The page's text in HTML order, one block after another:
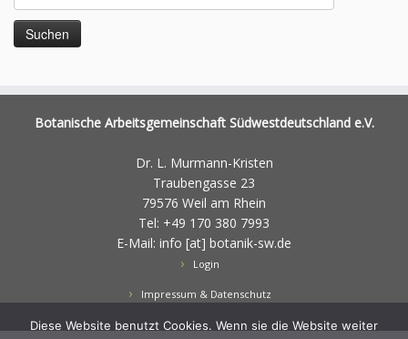
nach:
Botanische Arbeitsgemeinschaft Südwestdeutschland e.V.
Dr. L. Murmann-Kristen
Traubengasse 23
79576 Weil am Rhein
Tel: +49 170 380 7993
E-Mail: info [at] botanik-sw.de
Login
Impressum & Datenschutz
Diese Website benutzt Cookies. Wenn sie die Website weiter